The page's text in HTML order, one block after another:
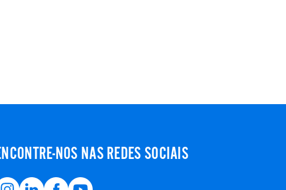
NOS NAS REDES SOCIAIS